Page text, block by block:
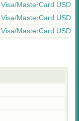
Visa/MasterCard USD
Visa/MasterCard USD
Visa/MasterCard USD